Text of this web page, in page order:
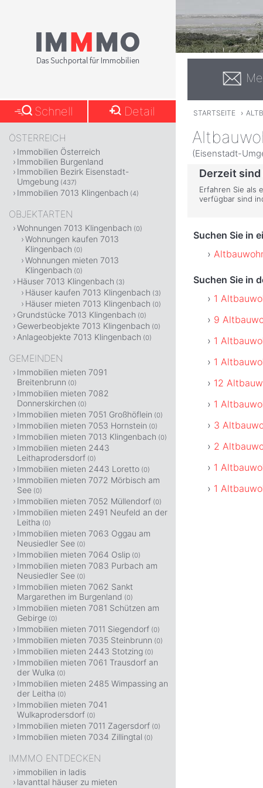
STARTSEITE ›
(Eisenstadt-
Derzeit
Erfahren Sie als
verfügbar sind
Suchen Sie in
Suchen Sie in
1
9
1
1
12
1
3
2
1
1
Schnell Detail
ÖSTERREICH
Immobilien Österreich
Immobilien Burgenland
Immobilien Bezirk Eisenstadt-
Umgebung (437)
Immobilien 7013 Klingenbach (4)
OBJEKTARTEN
Wohnungen 7013 Klingenbach (0)
Wohnungen kaufen 7013
Klingenbach (0)
Wohnungen mieten 7013
Klingenbach (0)
Häuser 7013 Klingenbach (3)
Häuser kaufen 7013 Klingenbach (3)
Häuser mieten 7013 Klingenbach (0)
Grundstücke 7013 Klingenbach (0)
Gewerbeobjekte 7013 Klingenbach (0)
Anlageobjekte 7013 Klingenbach (0)
GEMEINDEN
Immobilien mieten 7091
Breitenbrunn (0)
Immobilien mieten 7082
Donnerskirchen (0)
Immobilien mieten 7051 Großhöflein (0)
Immobilien mieten 7053 Hornstein (0)
Immobilien mieten 7013 Klingenbach (0)
Immobilien mieten 2443
Leithaprodersdorf (0)
Immobilien mieten 2443 Loretto (0)
Immobilien mieten 7072 Mörbisch am
See (0)
Immobilien mieten 7052 Müllendorf (0)
Immobilien mieten 2491 Neufeld an der
Leitha (0)
Immobilien mieten 7063 Oggau am
Neusiedler See (0)
Immobilien mieten 7064 Oslip (0)
Immobilien mieten 7083 Purbach am
Neusiedler See (0)
Immobilien mieten 7062 Sankt
Margarethen im Burgenland (0)
Immobilien mieten 7081 Schützen am
Gebirge (0)
Immobilien mieten 7011 Siegendorf (0)
Immobilien mieten 7035 Steinbrunn (0)
Immobilien mieten 2443 Stotzing (0)
Immobilien mieten 7061 Trausdorf an
der Wulka (0)
Immobilien mieten 2485 Wimpassing an
der Leitha (0)
Immobilien mieten 7041
Wulkaprodersdorf (0)
Immobilien mieten 7011 Zagersdorf (0)
Immobilien mieten 7034 Zillingtal (0)
IMMMO ENTDECKEN
immobilien in ladis
lavanttal häuser zu mieten